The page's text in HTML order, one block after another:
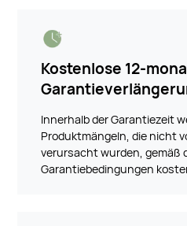
Kostenlose 12-
Innerhalb der Garantiezeit
Produktmängeln, die nicht
verursacht wurden, gemäß
Garantiebedingungen